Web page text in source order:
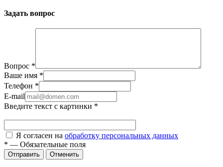
Задать вопрос
Вопрос *
Ваше имя *
Телефон *
E-mail
Введите текст с картинки *
Я согласен на обработку персональных данных
* — Обязательные поля
Отправить Отменить